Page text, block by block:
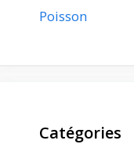
Poisson
Catégories